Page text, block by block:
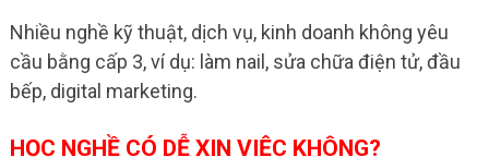
Nhiều nghề kỹ thuật, dịch vụ, kinh doanh không yêu
cầu bằng cấp 3, ví dụ: làm nail, sửa chữa điện tử, đầu
bếp, digital marketing.
HỌC NGHỀ CÓ DỄ XIN VIỆC KHÔNG?